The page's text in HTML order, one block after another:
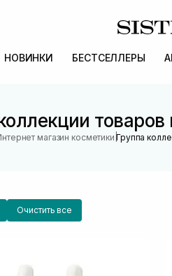
НОВИНКИ БЕСТСЕЛЛЕРЫ
магазин косметики |Группа
Очистить все